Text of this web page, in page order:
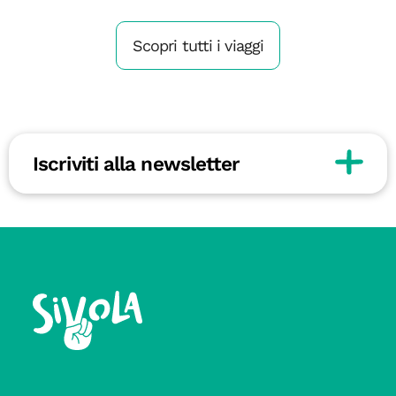
Scopri tutti i viaggi
Iscriviti alla newsletter